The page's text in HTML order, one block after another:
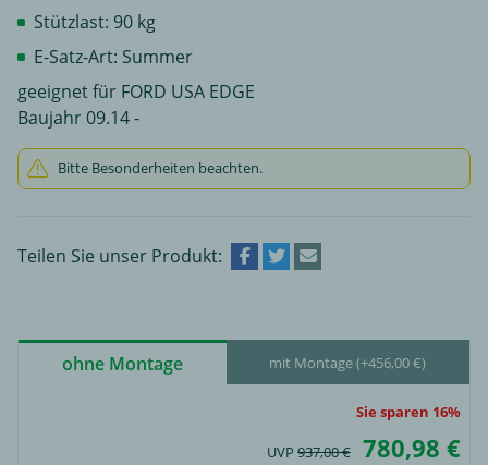
Stützlast: 90 kg
E-Satz-Art: Summer
geeignet für FORD USA EDGE
Baujahr 09.14 -
Bitte Besonderheiten beachten.
Teilen Sie unser Produkt:
ohne Montage mit Montage (+456,00 €)
Sie sparen 16%
UVP 937,00 € 780,98 €